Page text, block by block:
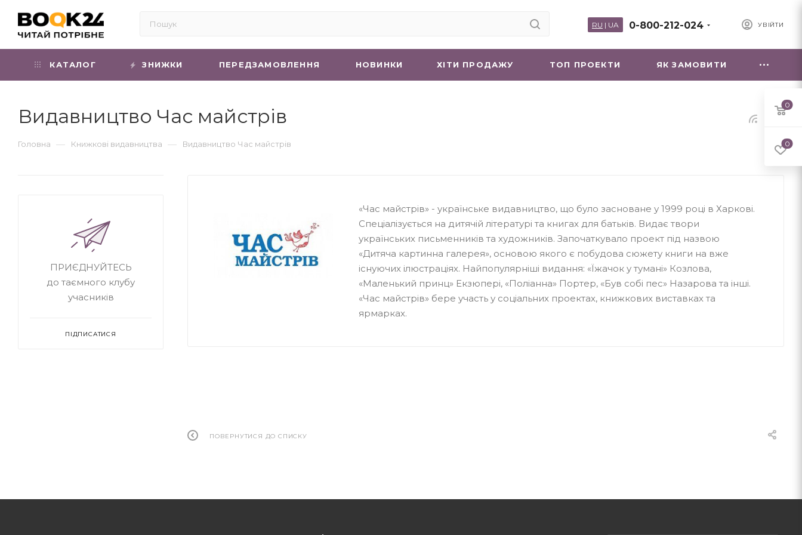
УВІЙТИ
0-800-212-024
RU | UA
КАТАЛОГ ЗНИЖКИ ПЕРЕДЗАМОВЛЕННЯ НОВИНКИ ХIТИ ПРОДАЖУ ТОП ПРОЕКТИ ЯК ЗАМОВИТИ
Видавництво Час майстрів
Головна — Книжкові видавництва — Видавництво Час майстрів
«Час майстрів» - українське видавництво, що було засноване у 1999 році в Харкові.
Спеціалізується на дитячій літературі та книгах для батьків. Видає твори
українських письменників та художників. Започаткувало проект під назвою
«Дитяча картинна галерея», основою якого є побудова сюжету книги на вже
існуючих ілюстраціях. Найпопулярніші видання: «Їжачок у тумані» Козлова,
«Маленький принц» Екзюпері, «Поліанна» Портер, «Був собі пес» Назарова та інші.
«Час майстрів» бере участь у соціальних проектах, книжкових виставках та
ярмарках.
ПОВЕРНУТИСЯ ДО СПИСКУ
ПРИЄДНУЙТЕСЬ
до таємного клубу
учасників
ПІДПИСАТИСЯ
0
0